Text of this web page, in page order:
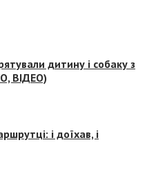
дитину і собаку з
ВІДЕО)
і доїхав, і